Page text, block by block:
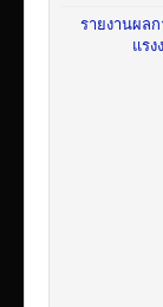
รายงานผล
แร